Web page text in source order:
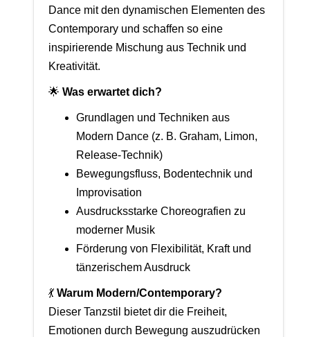
Dance mit den dynamischen Elementen des
Contemporary und schaffen so eine
inspirierende Mischung aus Technik und
Kreativität.
🌟 Was erwartet dich?
Grundlagen und Techniken aus
Modern Dance (z. B. Graham, Limon,
Release-Technik)
Bewegungsfluss, Bodentechnik und
Improvisation
Ausdrucksstarke Choreografien zu
moderner Musik
Förderung von Flexibilität, Kraft und
tänzerischem Ausdruck
💃 Warum Modern/Contemporary?
Dieser Tanzstil bietet dir die Freiheit,
Emotionen durch Bewegung auszudrücken